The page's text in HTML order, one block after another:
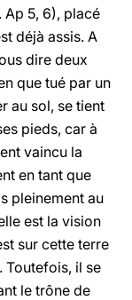
5, 6), placé
déjà assis. A
dire deux
que tué par un
au sol, se tient
pieds, car à
vaincu la
en tant que
pleinement au
est la vision
sur cette terre
Toutefois, il se
le trône de